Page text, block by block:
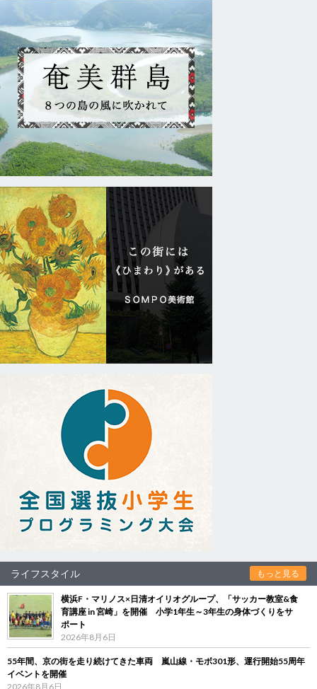
ライフスタイル もっと見る
横浜F・マリノス×日清オイリオグループ、「サッカー教室&食
育講座 in 宮崎」を開催 小学1年生～3年生の身体づくりをサ
ポート
2026年8月6日
55年間、京の街を走り続けてきた車両 嵐山線・モボ301形、運行開始55周年
イベントを開催
2026年8月6日